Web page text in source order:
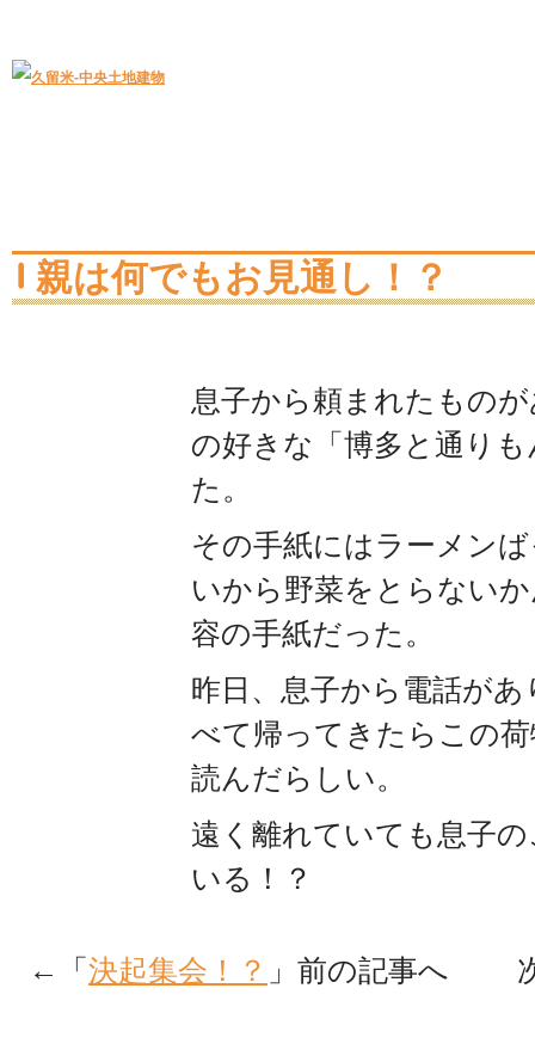
親は何でもお見通し！？
息子から頼まれたもの
の好きな「博多と通り
た。
その手紙にはラーメン
いから野菜をとらない
容の手紙だった。
昨日、息子から電話が
べて帰ってきたらこの
読んだらしい。
遠く離れていても息子
いる！？
←「 決起集会！？ 」前の記事へ